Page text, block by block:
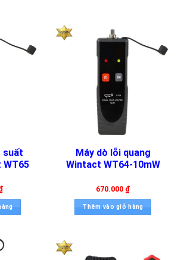
suất
WT65
Máy dò lỗi quang
Wintact WT64-10mW
670.000 ₫
Thêm vào giỏ hàng